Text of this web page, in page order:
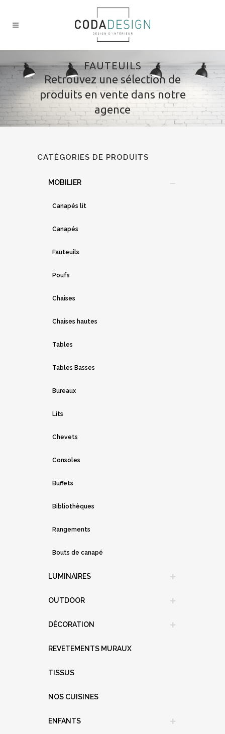
FAUTEUILS
Retrouvez une sélection de
produits en vente dans notre
agence
CATÉGORIES DE PRODUITS
MOBILIER
Canapés lit
Canapés
Fauteuils
Poufs
Chaises
Chaises hautes
Tables
Tables Basses
Bureaux
Lits
Chevets
Consoles
Buffets
Bibliothèques
Rangements
Bouts de canapé
LUMINAIRES
OUTDOOR
DÉCORATION
REVETEMENTS MURAUX
TISSUS
NOS CUISINES
ENFANTS